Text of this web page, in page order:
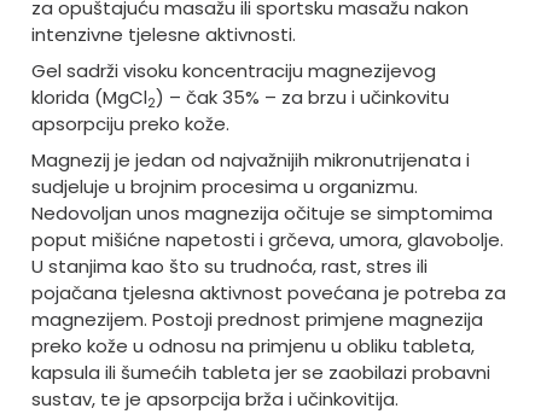
za opuštajuću masažu ili sportsku masažu nakon
intenzivne tjelesne aktivnosti.
Gel sadrži visoku koncentraciju magnezijevog
klorida (MgCl2) – čak 35% – za brzu i učinkovitu
apsorpciju preko kože.
Magnezij je jedan od najvažnijih mikronutrijenata i
sudjeluje u brojnim procesima u organizmu.
Nedovoljan unos magnezija očituje se simptomima
poput mišićne napetosti i grčeva, umora, glavobolje.
U stanjima kao što su trudnoća, rast, stres ili
pojačana tjelesna aktivnost povećana je potreba za
magnezijem. Postoji prednost primjene magnezija
preko kože u odnosu na primjenu u obliku tableta,
kapsula ili šumećih tableta jer se zaobilazi probavni
sustav, te je apsorpcija brža i učinkovitija.